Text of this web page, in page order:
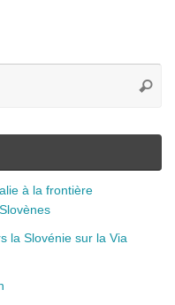
à la frontière
la Slovénie sur la Via